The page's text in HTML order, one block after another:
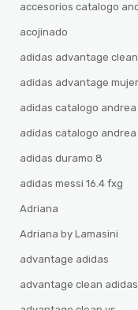
accesorios catalogo
acojinado
adidas advantage clean
adidas advantage mujer
adidas catalogo andrea
adidas catalogo andrea
adidas duramo 8
adidas messi 16.4 fxg
Adriana
Adriana by Lamasini
advantage adidas
advantage clean adidas